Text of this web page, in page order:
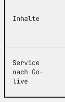
Inhalte
Service
nach Go-
live